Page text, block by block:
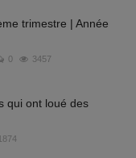
trimestre | Année
0 3457
qui ont loué des